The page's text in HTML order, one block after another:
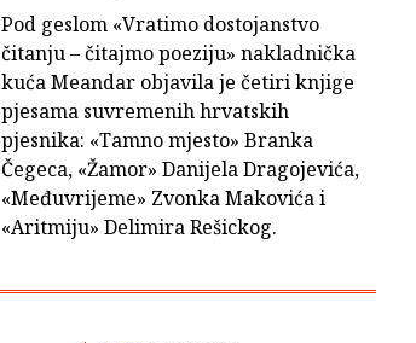
Pod geslom «Vratimo dostojanstvo
čitanju – čitajmo poeziju» nakladnička
kuća Meandar objavila je četiri knjige
pjesama suvremenih hrvatskih
pjesnika: «Tamno mjesto» Branka
Čegeca, «Žamor» Danijela Dragojevića,
«Međuvrijeme» Zvonka Makovića i
«Aritmiju» Delimira Rešickog.